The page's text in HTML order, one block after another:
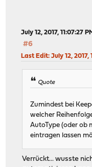
July 12, 2017, 11:07:27
#6
Last Edit: July 12, 2017,
Quote
Zumindest bei
welcher
AutoType (oder ob
eintragen lassen
Verrückt... wusste